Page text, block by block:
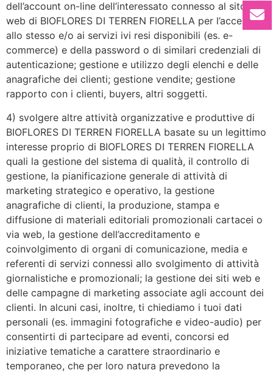
dell’account on-line dell’interessato connesso al sito
web di BIOFLORES DI TERREN FIORELLA per l’accesso
allo stesso e/o ai servizi ivi resi disponibili (es. e-
commerce) e della password o di similari credenziali di
autenticazione; gestione e utilizzo degli elenchi e delle
anagrafiche dei clienti; gestione vendite; gestione
rapporto con i clienti, buyers, altri soggetti.
4) svolgere altre attività organizzative e produttive di
BIOFLORES DI TERREN FIORELLA basate su un legittimo
interesse proprio di BIOFLORES DI TERREN FIORELLA
quali la gestione del sistema di qualità, il controllo di
gestione, la pianificazione generale di attività di
marketing strategico e operativo, la gestione
anagrafiche di clienti, la produzione, stampa e
diffusione di materiali editoriali promozionali cartacei o
via web, la gestione dell’accreditamento e
coinvolgimento di organi di comunicazione, media e
referenti di servizi connessi allo svolgimento di attività
giornalistiche e promozionali; la gestione dei siti web e
delle campagne di marketing associate agli account dei
clienti. In alcuni casi, inoltre, ti chiediamo i tuoi dati
personali (es. immagini fotografiche e video-audio) per
consentirti di partecipare ad eventi, concorsi ed
iniziative tematiche a carattere straordinario e
temporaneo, che per loro natura prevedono la